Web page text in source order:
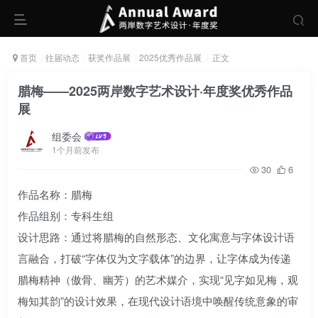
首页 往届动态 获奖作品展 2025优秀作品展 正文
腊梅——2025两岸数字艺术设计·年度奖优秀作品
展
组委会
1个月前发布
30 6
作品名称：腊梅
作品组别：专科生组
设计思路：通过将腊梅的自然形态、文化寓意与字体设计语
言融合，打破“字体仅为文字载体”的边界，让字体成为传递
腊梅精神（傲骨、幽芳）的艺术媒介，实现“见字如见梅，观
梅知其韵”的设计效果，在现代设计语境中唤醒传统意象的审